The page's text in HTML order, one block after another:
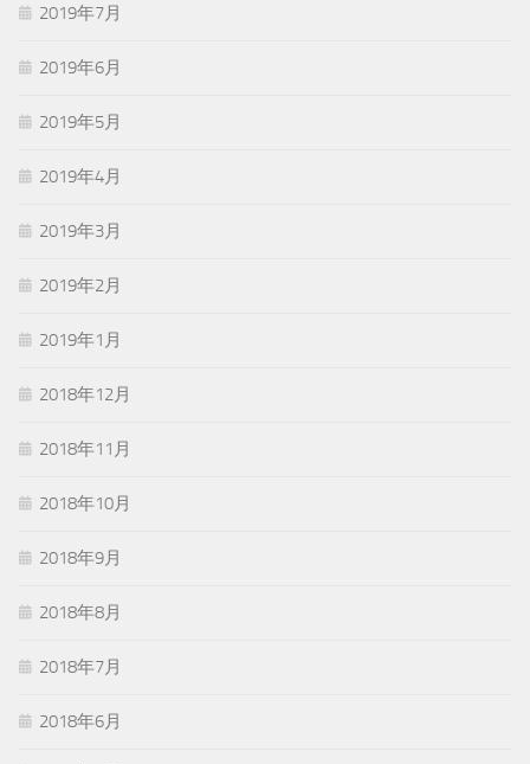
2019年7月
2019年6月
2019年5月
2019年4月
2019年3月
2019年2月
2019年1月
2018年12月
2018年11月
2018年10月
2018年9月
2018年8月
2018年7月
2018年6月